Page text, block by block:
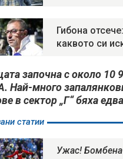
Гибона
каквото си
започна с около 10
Най-много
в сектор „Г“ бяха
статии
Ужас!